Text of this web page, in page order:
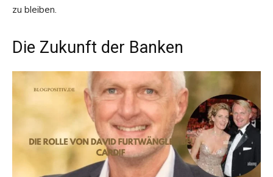
zu bleiben.
Die Zukunft der Banken